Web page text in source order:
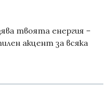
твоята енергия –
акцент за всяка